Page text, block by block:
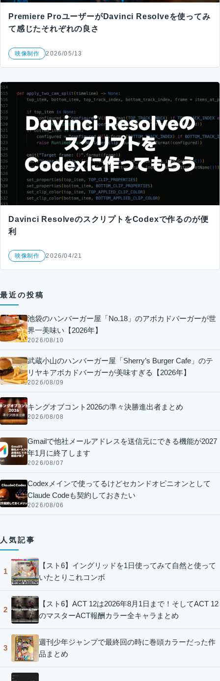
Premiere ProユーザーがDavinci Resolveを使ってみ
て感じたそれぞれの良さ
映像制作 2026/05/13
Davinci ResolveのスクリプトをCodexで作るのが便
利
映像制作 2026/04/21
最近の投稿
池袋のハンバーガー屋「No.18」のアボカドバーガーが世
界一美味い【2026年】
2026/08/10
武蔵小山のハンバーガー屋「Sherry’s Burger Cafe」のテ
リヤキアボカドバーガーが美味すぎる【2026年】
2026/08/09
キングオブコント2026の準々決勝進出者まとめ
2026/08/08
Gmailで他社メールアドレスを送信元にできる機能が2027
年1月に終了します
2026/08/07
Codexメインで使ってるけどセカンドオピニオンとして
Claude Codeも契約しておきたい
2026/08/06
人気記事
1
【スト6】イングリッドを1日使ってみて自然と使って
いたとりこれコンボ
2
【スト6】ACT 12は2026年8月1日まで！そしてACT 12
のマスターACT報酬カラー全キャラまとめ
3
週刊少年ジャンプで最終回の時に巻頭カラーだった作
品まとめ